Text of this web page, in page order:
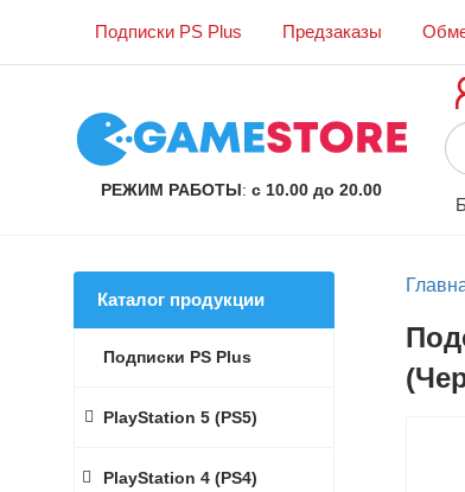
Подписки PS Plus Предзаказы
РЕЖИМ РАБОТЫ: с 10.00 до 20.00
Каталог продукции
Подписки PS Plus
PlayStation 5 (PS5)
PlayStation 4 (PS4)